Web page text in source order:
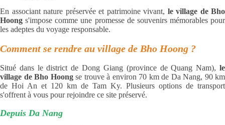
En associant nature préservée et patrimoine vivant, le village de Bho
Hoong s'impose comme une promesse de souvenirs mémorables pour
les adeptes du voyage responsable.
Comment se rendre au village de Bho Hoong ?
Situé dans le district de Dong Giang (province de Quang Nam), le
village de Bho Hoongse trouve à environ 70 km de Da Nang, 90 km
de Hoi An et 120 km de Tam Ky. Plusieurs options de transport
s'offrent à vous pour rejoindre ce site préservé.
Depuis Da Nang